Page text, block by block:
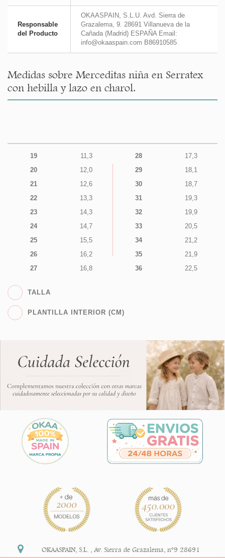
Responsable
del Producto
OKAASPAIN, S.L.U. Avd. Sierra de
Grazalema, 9. 28691 Villanueva de la
Cañada (Madrid) ESPAÑA Email:
info@okaaspain.com B86910585
Medidas sobre Merceditas niña en Serratex
con hebilla y lazo en charol.
19
11,3
20
12,0
21
12,6
22
13,3
23
14,3
24
14,7
25
15,5
26
16,2
27
16,8
28
17,3
29
18,1
30
18,7
31
19,3
32
19,9
33
20,5
34
21,2
35
21,9
36
22,5
TALLA
PLANTILLA INTERIOR (CM)
OKAASPAIN, S.L. ,Av. Sierra de Grazalema, nº9 28691